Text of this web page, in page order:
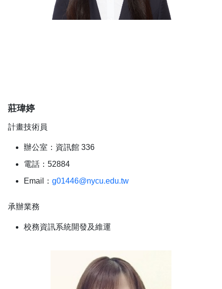
莊瑋婷
計畫技術員
辦公室：資訊館 336
電話：52884
Email： g01446@nycu.edu.tw
承辦業務
校務資訊系統開發及維運